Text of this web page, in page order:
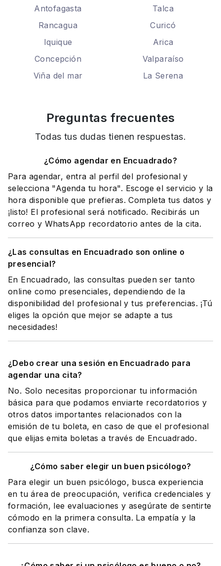
Antofagasta
Talca
Rancagua
Curicó
Iquique
Arica
Concepción
Valparaíso
Viña del mar
La Serena
Preguntas frecuentes
Todas tus dudas tienen respuestas.
¿Cómo agendar en Encuadrado?
Para agendar, entra al perfil del profesional y
selecciona "Agenda tu hora". Escoge el servicio y la
hora disponible que prefieras. Completa tus datos y
¡listo! El profesional será notificado. Recibirás un
correo y WhatsApp recordatorio antes de la cita.
¿Las consultas en Encuadrado son online o
presencial?
En Encuadrado, las consultas pueden ser tanto
online como presenciales, dependiendo de la
disponibilidad del profesional y tus preferencias. ¡Tú
eliges la opción que mejor se adapte a tus
necesidades!
¿Debo crear una sesión en Encuadrado para
agendar una cita?
No. Solo necesitas proporcionar tu información
básica para que podamos enviarte recordatorios y
otros datos importantes relacionados con la
emisión de tu boleta, en caso de que el profesional
que elijas emita boletas a través de Encuadrado.
¿Cómo saber elegir un buen psicólogo?
Para elegir un buen psicólogo, busca experiencia
en tu área de preocupación, verifica credenciales y
formación, lee evaluaciones y asegúrate de sentirte
cómodo en la primera consulta. La empatía y la
confianza son clave.